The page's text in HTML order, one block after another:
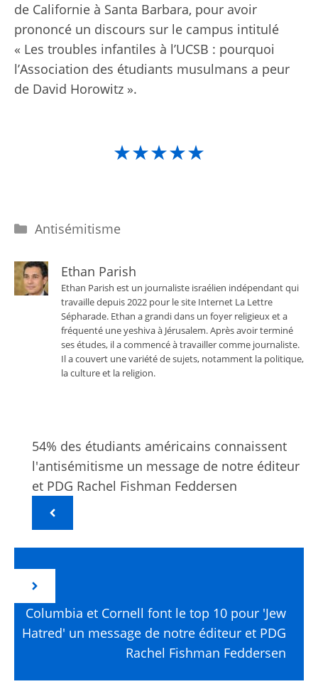
de Californie à Santa Barbara, pour avoir
prononcé un discours sur le campus intitulé
« Les troubles infantiles à l’UCSB : pourquoi
l’Association des étudiants musulmans a peur
de David Horowitz ».
★★★★★
Catégories
Antisémitisme
Ethan Parish
Ethan Parish est un journaliste israélien indépendant qui
travaille depuis 2022 pour le site Internet La Lettre
Sépharade. Ethan a grandi dans un foyer religieux et a
fréquenté une yeshiva à Jérusalem. Après avoir terminé
ses études, il a commencé à travailler comme journaliste.
Il a couvert une variété de sujets, notamment la politique,
la culture et la religion.
54% des étudiants américains connaissent
l'antisémitisme un message de notre éditeur
et PDG Rachel Fishman Feddersen
Columbia et Cornell font le top 10 pour 'Jew
Hatred' un message de notre éditeur et PDG
Rachel Fishman Feddersen